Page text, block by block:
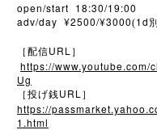
open/start 18:30/19:00
adv/day ¥2500/¥3000(1d
［配信URL ］
https://www.youtube.com/
Ug
［投げ銭URL ］
https://
1.html